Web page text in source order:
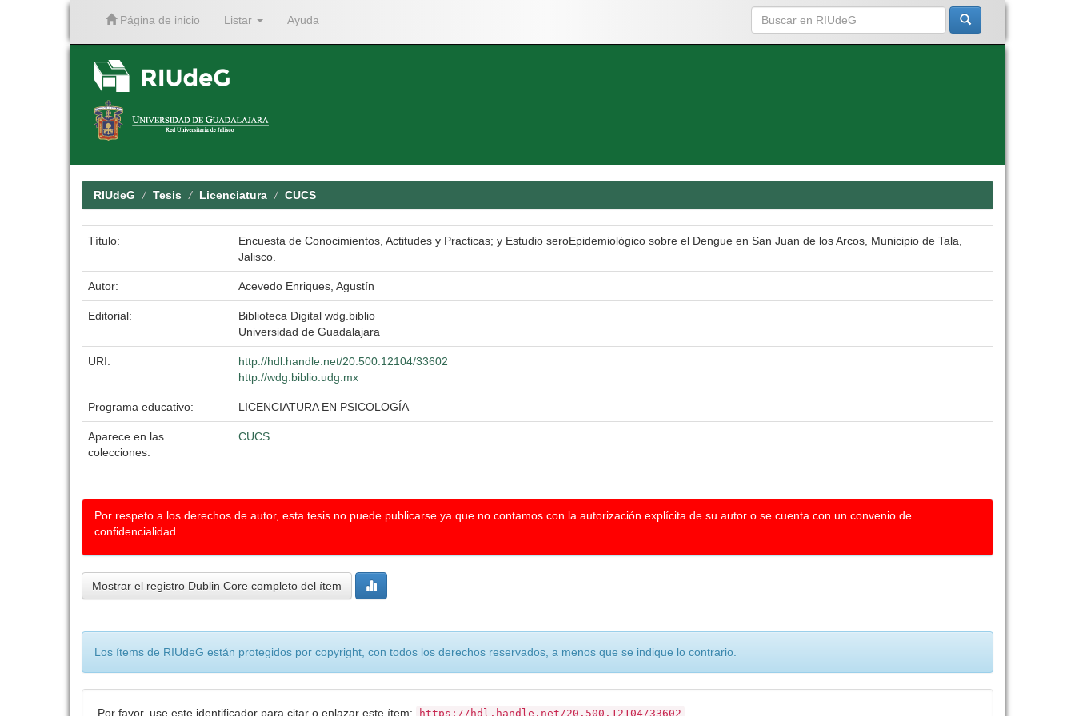
Página de inicio Listar Ayuda
RIUdeG Tesis Licenciatura CUCS
Título:
Encuesta de Conocimientos, Actitudes y Practicas; y Estudio seroEpidemiológico sobre el Dengue en San Juan de los Arcos, Municipio de Tala,
Jalisco.
Autor: Acevedo Enriques, Agustín
Editorial:
Biblioteca Digital wdg.biblio
Universidad de Guadalajara
URI:
http://hdl.handle.net/20.500.12104/33602
http://wdg.biblio.udg.mx
Programa educativo: LICENCIATURA EN PSICOLOGÍA
Aparece en las
colecciones:
CUCS
Por respeto a los derechos de autor, esta tesis no puede publicarse ya que no contamos con la autorización explícita de su autor o se cuenta con un convenio de
confidencialidad
Mostrar el registro Dublin Core completo del ítem
Los ítems de RIUdeG están protegidos por copyright, con todos los derechos reservados, a menos que se indique lo contrario.
Por favor, use este identificador para citar o enlazar este ítem: https://hdl.handle.net/20.500.12104/33602